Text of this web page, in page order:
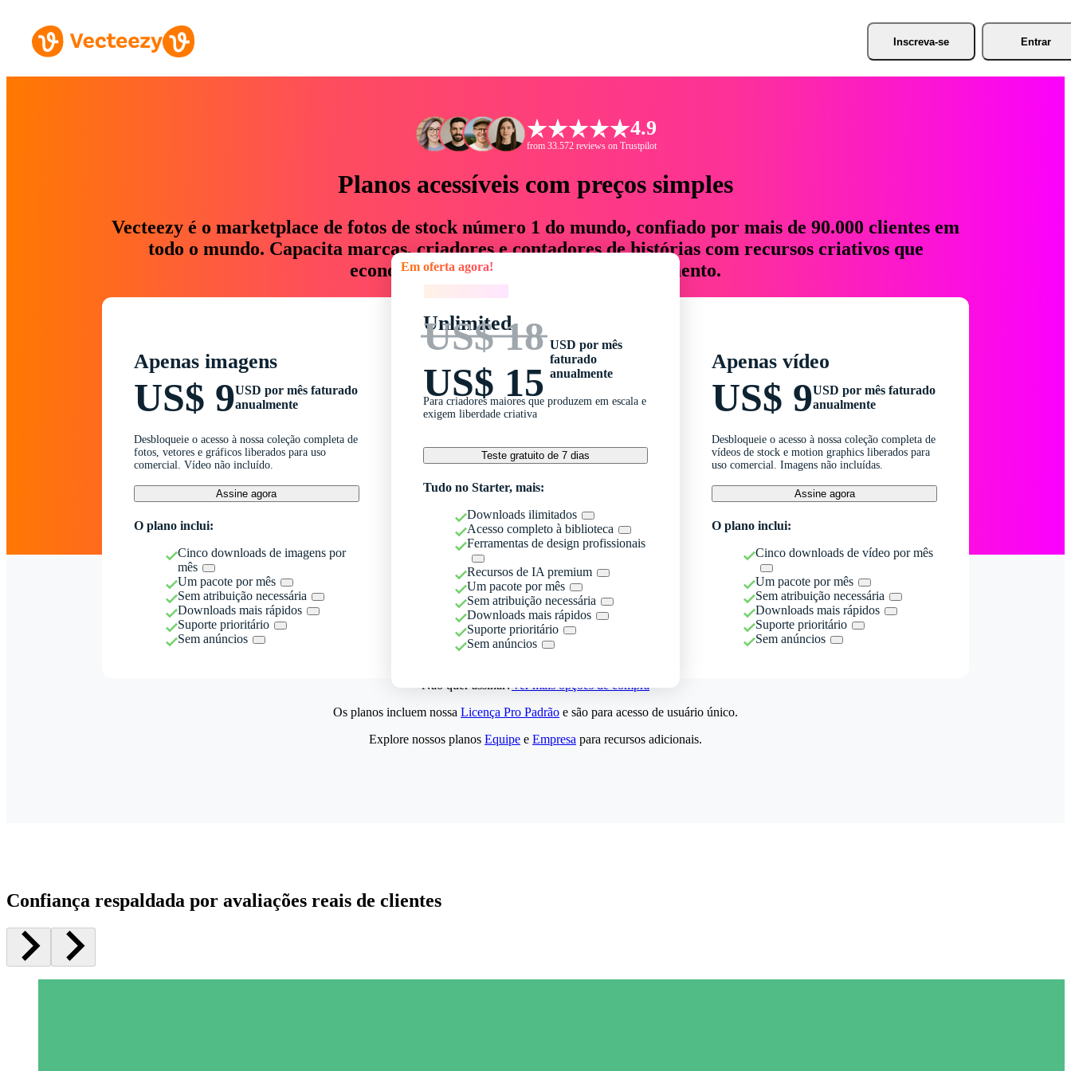
Inscreva-se Entrar
4.9
from 33.572 reviews on Trustpilot
Planos acessíveis com preços simples
Vecteezy é o marketplace de fotos de stock número 1 do mundo, confiado por mais de 90.000 clientes em
todo o mundo. Capacita marcas, criadores e contadores de histórias com recursos criativos que
economizam até 76% em tempo e orçamento.
Apenas imagens
US$ 9USD por mês faturado
anualmente
Desbloqueie o acesso à nossa coleção completa de
fotos, vetores e gráficos liberados para uso
comercial. Vídeo não incluído.
Assine agora
O plano inclui:
Cinco downloads de imagens por
mês
Um pacote por mês
Sem atribuição necessária
Downloads mais rápidos
Suporte prioritário
Sem anúncios
Em oferta agora!
Unlimited
US$ 18
US$ 15
USD por mês
faturado
anualmente
Para criadores maiores que produzem em escala e
exigem liberdade criativa
Teste gratuito de 7 dias
Tudo no Starter, mais:
Downloads ilimitados
Acesso completo à biblioteca
Ferramentas de design profissionais
Recursos de IA premium
Um pacote por mês
Sem atribuição necessária
Downloads mais rápidos
Suporte prioritário
Sem anúncios
Apenas vídeo
US$ 9USD por mês faturado
anualmente
Desbloqueie o acesso à nossa coleção completa de
vídeos de stock e motion graphics liberados para
uso comercial. Imagens não incluídas.
Assine agora
O plano inclui:
Cinco downloads de vídeo por mês
Um pacote por mês
Sem atribuição necessária
Downloads mais rápidos
Suporte prioritário
Sem anúncios
Não quer assinar?Ver mais opções de compra
Os planos incluem nossa Licença Pro Padrão e são para acesso de usuário único.
Explore nossos planos Equipe e Empresa para recursos adicionais.
Confiança respaldada por avaliações reais de clientes